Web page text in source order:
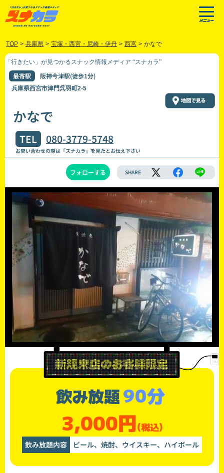
TOP > 兵庫県 > 宝塚・西宮・尼崎・伊丹 > 西宮 > かなで
「行きたい」が見つかるスナック情報メディア “スナカラ”
最寄駅 阪神今津駅(徒歩1分)
兵庫県西宮市津門呉羽町2-5
かなで
TEL 080-3779-5748
お問い合わせの際は「スナカラ」を見たとお伝え下さい
フォローする SHARE
飲み放題90分
3,000円(税込)
飲み放題内容 ビール、焼酎、ウイスキー、ハイボール